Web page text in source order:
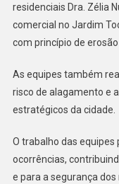
residenciais Dra. Zélia
comercial no Jardim
com princípio de
As equipes também
risco de alagamento e
estratégicos da cidade.
O trabalho das
ocorrências,
e para a segurança